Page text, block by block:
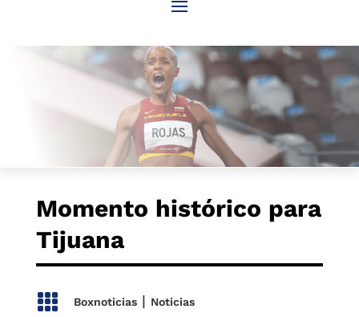
Momento histórico para
Tijuana
 Boxnoticias| Noticias